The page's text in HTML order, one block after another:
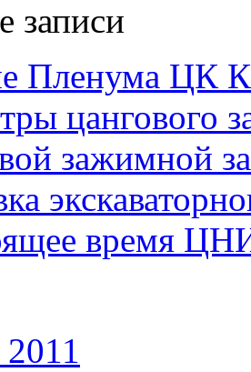
записи
Пленума ЦК
цангового
зажимной
время